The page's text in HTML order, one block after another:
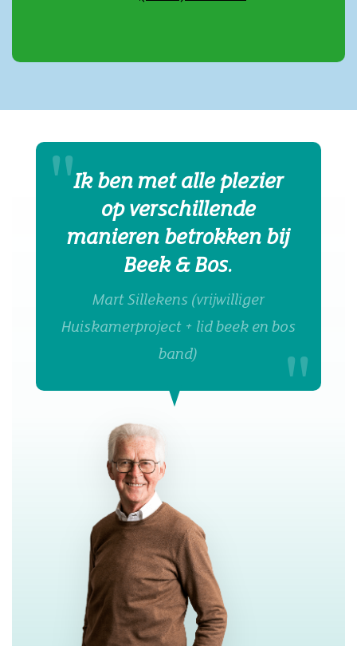
Ik ben met alle plezier
op verschillende
manieren betrokken bij
Beek & Bos.
Mart Sillekens (vrijwilliger
Huiskamerproject + lid beek en bos
band)